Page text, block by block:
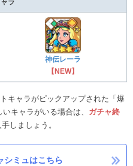
ラ
神伝レーラ
【NEW】
キャラがピックアップされた「爆
キャラがいる場合は、 ガチャ終
しましょう。
シミュはこちら